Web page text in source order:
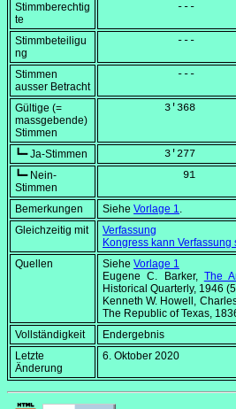
Stimmberechtig
te
            ---
Stimmbeteiligu
ng
            ---
Stimmen
ausser Betracht
            ---
Gültige (=
massgebende)
Stimmen
          3'368
┗━ Ja-Stimmen
          3'277
┗━ Nein-
Stimmen
             91
Bemerkungen Siehe Vorlage 1.
Gleichzeitig mit
Verfassung
Kongress kann Verfassung
Quellen
Siehe Vorlage 1
Eugene C. Barker, The
Historical Quarterly, 1946
Kenneth W. Howell,
The Republic of Texas,
Vollständigkeit
Endergebnis
Letzte
Änderung
6. Oktober 2020